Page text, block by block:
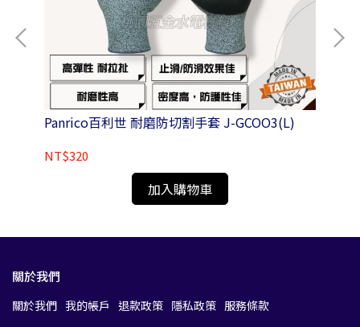
Panrico百利世 耐磨防切割手套 J-GCOO3(L)
NT$320
加入購物車
關於我們
關於我們 我的帳戶 退款政策 隱私政策 服務條款